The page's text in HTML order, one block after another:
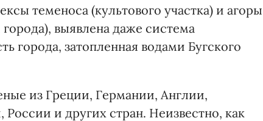
теменоса (культового участка) и агоры
выявлена даже система
города, затопленная водами Бугского
из Греции, Германии, Англии,
и других стран. Неизвестно, как